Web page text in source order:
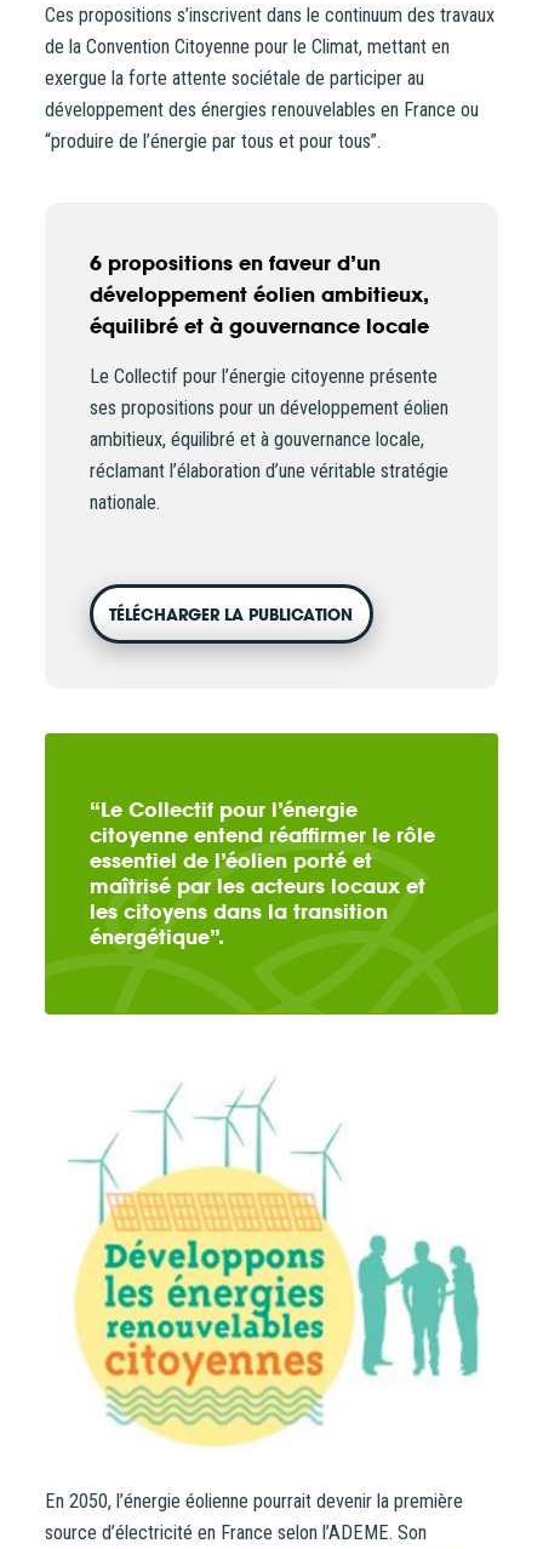
Ces propositions s’inscrivent dans le continuum des travaux
de la Convention Citoyenne pour le Climat, mettant en
exergue la forte attente sociétale de participer au
développement des énergies renouvelables en France ou
“produire de l’énergie par tous et pour tous”.
6 propositions en faveur d’un
développement éolien ambitieux,
équilibré et à gouvernance locale
Le Collectif pour l’énergie citoyenne présente
ses propositions pour un développement éolien
ambitieux, équilibré et à gouvernance locale,
réclamant l’élaboration d’une véritable stratégie
nationale.
TÉLÉCHARGER LA PUBLICATION
“Le Collectif pour l’énergie
citoyenne entend réaffirmer le rôle
essentiel de l’éolien porté et
maîtrisé par les acteurs locaux et
les citoyens dans la transition
énergétique”.
En 2050, l’énergie éolienne pourrait devenir la première
source d’électricité en France selon l’ADEME. Son
Vous entrez sur notre plateforme de souscription
CoopHub
Coophub est la plateforme sécurisée de souscription
La souscription à Énergie Partagée comporte un risque de
perte totale ou partielle du capital investi. Pour bien
d’Énergie Partagée, nous vous invitons à consulter le
document d’information synthétique (DIS).
NB : si vous souscrivez en tant que personne morale
(société, …), votre souscription peut être soumise à
Un problème, une question ?Consultez notre FAQ
contactez-nous.